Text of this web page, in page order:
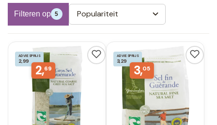
Filteren op 5 Populariteit
ADVIESPRIJS
2,99
2,69
ADVIESPRIJS
3,29
3,05